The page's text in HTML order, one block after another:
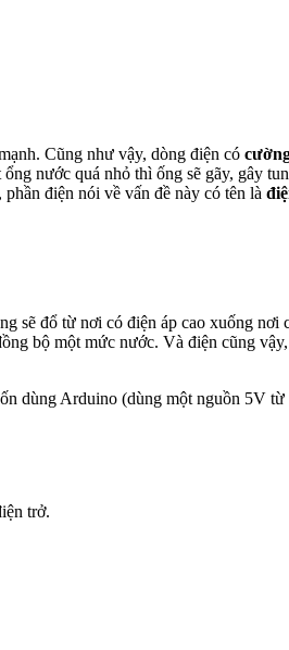
Cũng như vậy, dòng điện có
nước quá nhỏ thì ống sẽ gãy, gây
điện nói về vấn đề này có tên là
sẽ đổ từ nơi có điện áp cao xuống nơi
bộ một mức nước. Và điện cũng
dùng Arduino (dùng một nguồn 5V
trở.